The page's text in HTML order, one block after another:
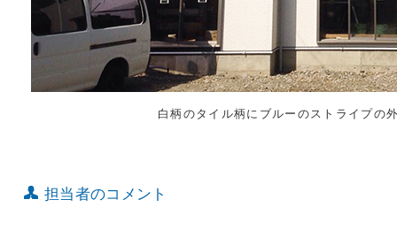
白柄のタイル柄にブルーのストライプの
担当者のコメント